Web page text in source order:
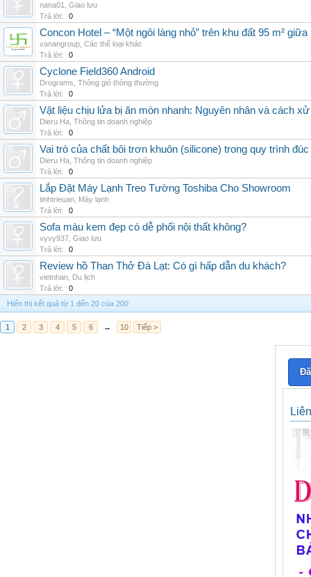
nana01
Giao lưu
Trả lời:
0
Concon Hotel – “Một ngôi làng nhỏ” trên khu đất 95 m²
vanangroup Các thể loại khác
Trả lời:
0
Cyclone Field360 Android
Drograms Thông gió thông thường
Trả lời:
0
Vật liệu chịu lửa bị ăn mòn nhanh: Nguyên nhân và cách
Dieru Ha Thông tin doanh nghiệp
Trả lời:
0
Vai trò của chất bôi trơn khuôn (silicone) trong quy trình
Dieru Ha Thông tin doanh nghiệp
Trả lời:
0
Lắp Đặt Máy Lạnh Treo Tường Toshiba Cho Showroom
tinhtrieuan Máy lạnh
Trả lời:
0
Sofa màu kem đẹp có dễ phối nội thất không?
vyvy937 Giao lưu
Trả lời:
0
Review hồ Than Thở Đà Lạt: Có gì hấp dẫn du khách?
vietnhan Du lịch
Trả lời:
0
Hiển thị kết quả từ 1 đến 20 của 200
1 2 3 4 5 6 → 10 Tiếp >